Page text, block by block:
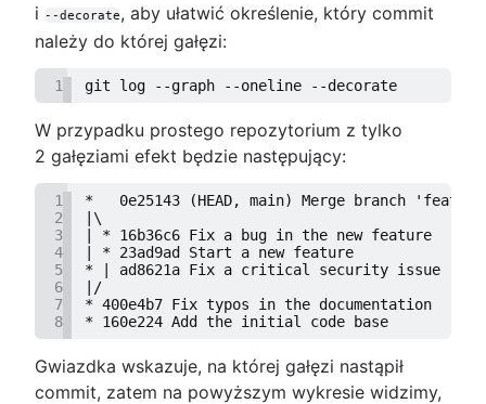
i --decorate, aby ułatwić określenie, który commit
należy do której gałęzi:
1 git log --graph --oneline --decorate
W przypadku prostego repozytorium z tylko
2 gałęziami efekt będzie następujący:
1
*   0e25143 (HEAD, main) Merge branch
2
|\
3
| * 16b36c6 Fix a bug in the new feature
4
| * 23ad9ad Start a new feature
5
* | ad8621a Fix a critical security issue
6
|/
7
* 400e4b7 Fix typos in the documentation
8
* 160e224 Add the initial code base
Gwiazdka wskazuje, na której gałęzi nastąpił
commit, zatem na powyższym wykresie widzimy,